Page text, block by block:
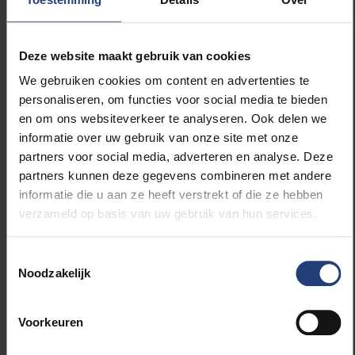
Deze website maakt gebruik van cookies
We gebruiken cookies om content en advertenties te
personaliseren, om functies voor social media te bieden
en om ons websiteverkeer te analyseren. Ook delen we
informatie over uw gebruik van onze site met onze
partners voor social media, adverteren en analyse. Deze
partners kunnen deze gegevens combineren met andere
informatie die u aan ze heeft verstrekt of die ze hebben
verzameld op basis van uw gebruik van hun services.
Noodzakelijk
Voorkeuren
aankwam in het ziekenhuis, liet de
niet toe haar te verhoren."
Studenten kunnen voor vragen en
ondersteuning naar aanleiding van dit
betreurenswaardige voorval terecht bij de
studentenpsycholoog. De VUB vindt het
belangrijk haar studenten goede
sociaalpsychologische hulp te bieden. Zij is te
bereiken viabegeleiding@vub.be. De Vrije
meldpunt@vub.be
op de
meldpuntpagina van de VUB